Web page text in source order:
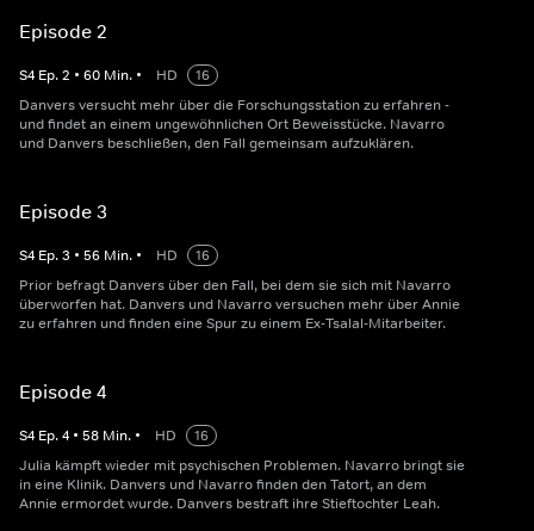
Episode 2
S4 Ep.2 • 60 Min. • HD
16
Danvers versucht mehr über die Forschungsstation zu erfahren -
und findet an einem ungewöhnlichen Ort Beweisstücke. Navarro
und Danvers beschließen, den Fall gemeinsam aufzuklären.
Episode 3
S4 Ep.3 • 56 Min. • HD
16
Prior befragt Danvers über den Fall, bei dem sie sich mit Navarro
überworfen hat. Danvers und Navarro versuchen mehr über Annie
zu erfahren und finden eine Spur zu einem Ex-Tsalal-Mitarbeiter.
Episode 4
S4 Ep.4 • 58 Min. • HD
16
Julia kämpft wieder mit psychischen Problemen. Navarro bringt sie
in eine Klinik. Danvers und Navarro finden den Tatort, an dem
Annie ermordet wurde. Danvers bestraft ihre Stieftochter Leah.